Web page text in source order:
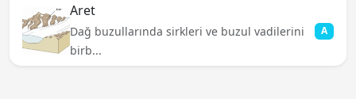
Aret
Dağ buzullarında sirkleri ve buzul vadilerini
birb...
A